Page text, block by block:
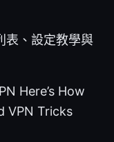
表、設定教學與
Here’s How
VPN Tricks